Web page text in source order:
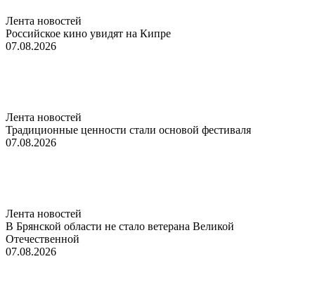
Лента новостей
Российское кино увидят на Кипре
07.08.2026
Лента новостей
Традиционные ценности стали основой фестиваля
07.08.2026
Лента новостей
В Брянской области не стало ветерана Великой
Отечественной
07.08.2026